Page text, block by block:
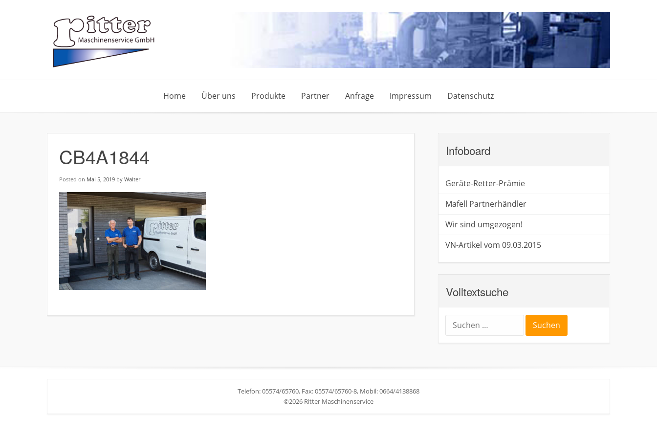
Home Über uns Produkte Partner Anfrage Impressum Datenschutz
CB4A1844
Posted on Mai 5, 2019 by Walter
Infoboard
Geräte-Retter-Prämie
Mafell Partnerhändler
Wir sind umgezogen!
VN-Artikel vom 09.03.2015
Volltextsuche
nach:
Telefon: 05574/65760, Fax: 05574/65760-8, Mobil: 0664/4138868
©2026 Ritter Maschinenservice